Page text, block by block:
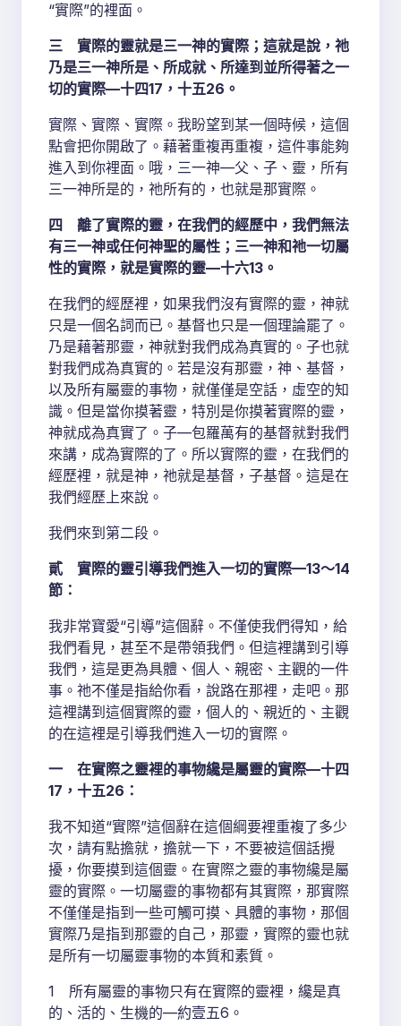
“實際”的裡面。
三 實際的靈就是三一神的實際；這就是說，祂
乃是三一神所是、所成就、所達到並所得著之一
切的實際—十四17，十五26。
實際、實際、實際。我盼望到某一個時候，這個
點會把你開啟了。藉著重複再重複，這件事能夠
進入到你裡面。哦，三一神—父、子、靈，所有
三一神所是的，祂所有的，也就是那實際。
四 離了實際的靈，在我們的經歷中，我們無法
有三一神或任何神聖的屬性；三一神和祂一切屬
性的實際，就是實際的靈—十六13。
在我們的經歷裡，如果我們沒有實際的靈，神就
只是一個名詞而已。基督也只是一個理論罷了。
乃是藉著那靈，神就對我們成為真實的。子也就
對我們成為真實的。若是沒有那靈，神、基督，
以及所有屬靈的事物，就僅僅是空話，虛空的知
識。但是當你摸著靈，特別是你摸著實際的靈，
神就成為真實了。子—包羅萬有的基督就對我們
來講，成為實際的了。所以實際的靈，在我們的
經歷裡，就是神，祂就是基督，子基督。這是在
我們經歷上來說。
我們來到第二段。
貳 實際的靈引導我們進入一切的實際—13～14
節：
我非常寶愛“引導”這個辭。不僅使我們得知，給
我們看見，甚至不是帶領我們。但這裡講到引導
我們，這是更為具體、個人、親密、主觀的一件
事。祂不僅是指給你看，說路在那裡，走吧。那
這裡講到這個實際的靈，個人的、親近的、主觀
的在這裡是引導我們進入一切的實際。
一 在實際之靈裡的事物纔是屬靈的實際—十四
17，十五26：
我不知道“實際”這個辭在這個綱要裡重複了多少
次，請有點擔就，擔就一下，不要被這個話攪
擾，你要摸到這個靈。在實際之靈的事物纔是屬
靈的實際。一切屬靈的事物都有其實際，那實際
不僅僅是指到一些可觸可摸、具體的事物，那個
實際乃是指到那靈的自己，那靈，實際的靈也就
是所有一切屬靈事物的本質和素質。
1 所有屬靈的事物只有在實際的靈裡，纔是真
的、活的、生機的—約壹五6。